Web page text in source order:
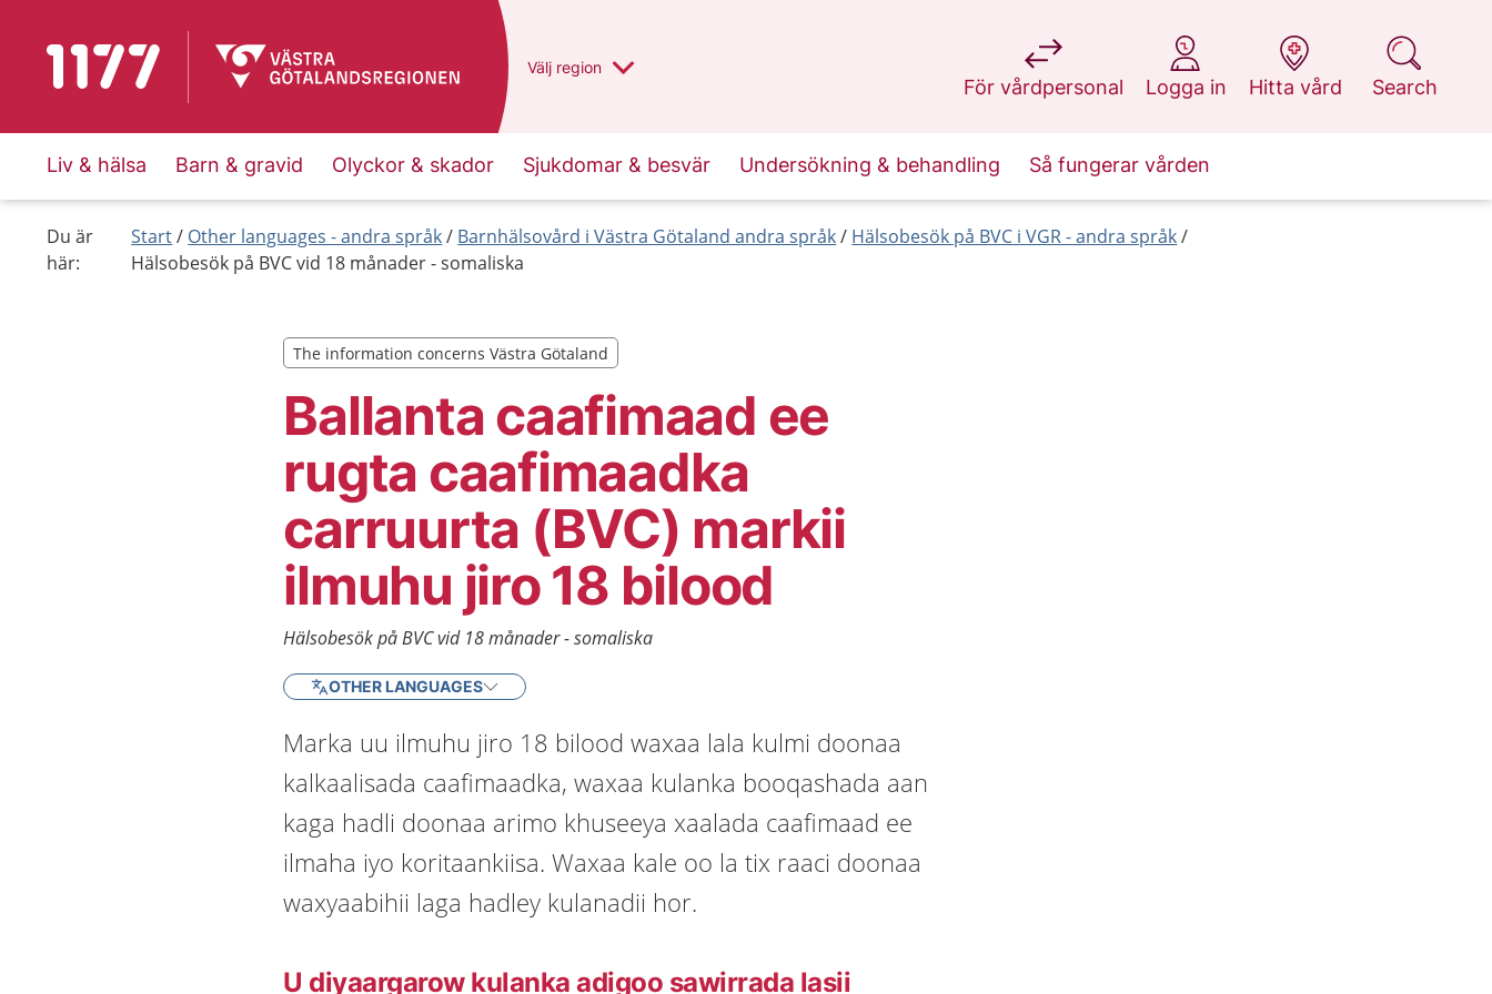
To start page for 1177 Du har valt region
Välj en annan
region
För vårdpersonal
at 1177.se
Logga in
at 1177.se
Hitta vård
at 1177.se
Search
at 1177.se
Liv & hälsa Barn & gravid Olyckor & skador Sjukdomar & besvär Undersökning & behandling Så fungerar vården
Du är
här:
Start Other languages - andra språk Barnhälsovård i Västra Götaland andra språk
Hälsobesök på BVC i VGR - andra språk
Hälsobesök på BVC vid 18 månader - somaliska
Ballanta caafimaad ee
rugta caafimaadka
carruurta (BVC) markii
ilmuhu jiro 18 bilood
Hälsobesök på BVC vid 18 månader - somaliska
The information concerns Västra Götaland
The information concerns Västra Götaland
OTHER LANGUAGES
Marka uu ilmuhu jiro 18 bilood waxaa lala kulmi doonaa
kalkaalisada caafimaadka, waxaa kulanka booqashada aan
kaga hadli doonaa arimo khuseeya xaalada caafimaad ee
ilmaha iyo koritaankiisa. Waxaa kale oo la tix raaci doonaa
waxyaabihii laga hadley kulanadii hor.
U diyaargarow kulanka adigoo sawirrada lasii